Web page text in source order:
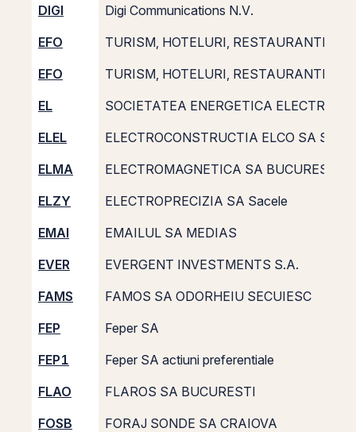
DIGI
Digi Communications N.V.
EFO
TURISM, HOTELURI, RESTAURANTE
EFO
TURISM, HOTELURI, RESTAURANTE
EL
SOCIETATEA ENERGETICA ELECTRICA
ELEL
ELECTROCONSTRUCTIA ELCO SA
ELMA
ELECTROMAGNETICA SA BUCURESTI
ELZY
ELECTROPRECIZIA SA Sacele
EMAI
EMAILUL SA MEDIAS
EVER
EVERGENT INVESTMENTS S.A.
FAMS
FAMOS SA ODORHEIU SECUIESC
FEP
Feper SA
FEP1
Feper SA actiuni preferentiale
FLAO
FLAROS SA BUCURESTI
FOSB
FORAJ SONDE SA CRAIOVA